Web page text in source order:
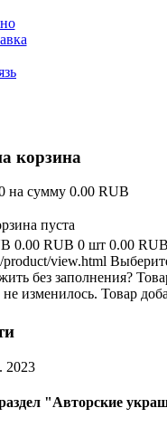
корзина
на сумму 0.00 RUB
пуста
0.00 RUB 0 шт 0.00 RUB
product/view.html
без заполнения?
не изменилось. Товар
2023
"Авторские